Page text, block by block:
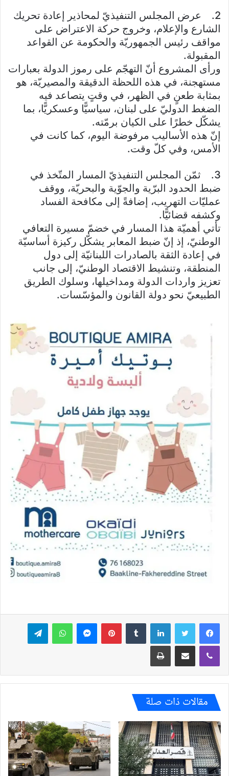
2. عرض المجلس التنفيذيّ لمحاذير إعادة تحريك
الشارع والإعلام، وخروج حركة الاعتراض على
مواقف رئيس الجمهوريّة والحكومة عن القواعد
المقبولة.
ورأى المشروع أنّ التهجّم على رموز الدولة بعبارات
مستهجنة، في هذه اللحظة الدقيقة والمصيريّة، هو
بمثابة طعنٍ في الظهر، في وقتٍ يتصاعد فيه
الضغط الدوليّ على لبنان، سياسيًّا وعسكريًّا، بما
يشكّل خطرًا على الكيان برمّته.
إنّ هذه الأساليب مرفوضة اليوم، كما كانت في
الأمس، وفي كلّ وقت.
3. ثمّن المجلس التنفيذيّ المسار المتّخذ في
ضبط الحدود البرّية والجوّية والبحريّة، ووقف
عمليّات التهريب، إضافةً إلى مكافحة الفساد
وكشفه قضائيًّا.
تأتي أهميّة هذا المسار في خضمّ مسيرة التعافي
الوطنيّ، إذ إنّ ضبط المعابر يشكّل ركيزة أساسيّة
في إعادة الثقة بالصادرات اللبنانيّة إلى دول
المنطقة، وتنشيط الاقتصاد الوطنيّ، إلى جانب
تعزيز واردات الدولة ومداخيلها، وسلوك الطريق
الطبيعيّ نحو دولة القانون والمؤسّسات.
فيسبوك تويتر لينكدإن بينتيريستماسنجر واتساب تيلقرام
ڤايبر مشاركة عبر البريد طباعة
مقالات ذات صلة